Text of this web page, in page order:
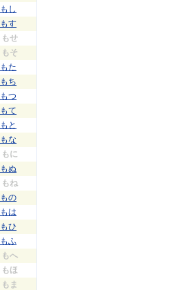
もし
もす
もせ
もそ
もた
もち
もつ
もて
もと
もな
もに
もぬ
もね
もの
もは
もひ
もふ
もへ
もほ
もま